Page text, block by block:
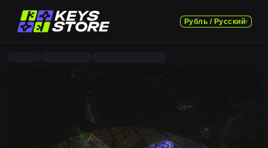
Рубль / Русский